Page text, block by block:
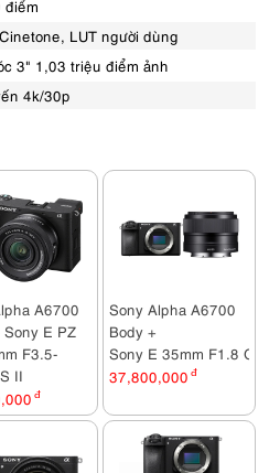
điểm
LUT người dùng
3" 1,03 triệu điểm ảnh
4k/30p
A6700
Sony E PZ
F3.5-
II
đ
Sony Alpha A6700
Body +
Sony E 35mm F1.8
37,800,000 đ